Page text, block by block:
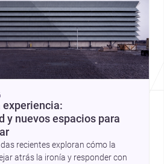
experiencia:
y nuevos espacios para
recientes exploran cómo la
atrás la ironía y responder con